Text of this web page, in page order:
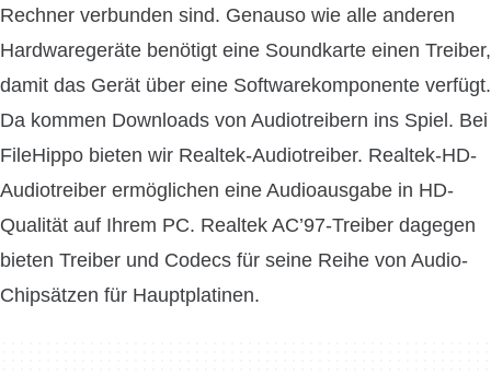
Rechner verbunden sind. Genauso wie alle anderen
Hardwaregeräte benötigt eine Soundkarte einen Treiber,
damit das Gerät über eine Softwarekomponente verfügt.
Da kommen Downloads von Audiotreibern ins Spiel. Bei
FileHippo bieten wir Realtek-Audiotreiber. Realtek-HD-
Audiotreiber ermöglichen eine Audioausgabe in HD-
Qualität auf Ihrem PC. Realtek AC’97-Treiber dagegen
bieten Treiber und Codecs für seine Reihe von Audio-
Chipsätzen für Hauptplatinen.